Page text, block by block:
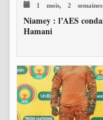
1 mois, 2 semaines
Niamey : l’AES
Hamani